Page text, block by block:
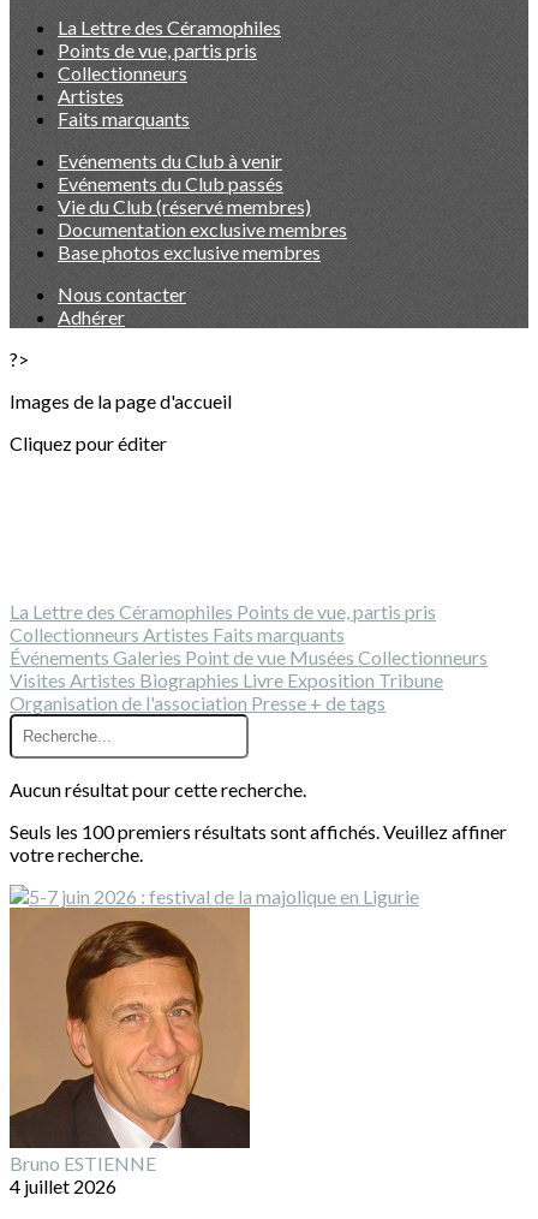
La Lettre des Céramophiles
Points de vue, partis pris
Collectionneurs
Artistes
Faits marquants
Evénements du Club à venir
Evénements du Club passés
Vie du Club (réservé membres)
Documentation exclusive membres
Base photos exclusive membres
Nous contacter
Adhérer
?>
Images de la page d'accueil
Cliquez pour éditer
La Lettre des Céramophiles Points de vue, partis pris
Collectionneurs Artistes Faits marquants
Événements Galeries Point de vue Musées Collectionneurs
Visites Artistes Biographies Livre Exposition Tribune
Organisation de l'association Presse + de tags
Aucun résultat pour cette recherche.
Seuls les 100 premiers résultats sont affichés. Veuillez affiner
votre recherche.
Bruno ESTIENNE
4 juillet 2026